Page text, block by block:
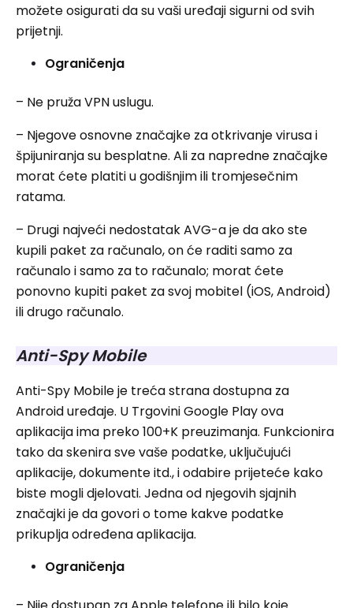
možete osigurati da su vaši uređaji sigurni od svih
prijetnji.
Ograničenja
– Ne pruža VPN uslugu.
– Njegove osnovne značajke za otkrivanje virusa i
špijuniranja su besplatne. Ali za napredne značajke
morat ćete platiti u godišnjim ili tromjesečnim
ratama.
– Drugi najveći nedostatak AVG-a je da ako ste
kupili paket za računalo, on će raditi samo za
računalo i samo za to računalo; morat ćete
ponovno kupiti paket za svoj mobitel (iOS, Android)
ili drugo računalo.
Anti-Spy Mobile
Anti-Spy Mobile je treća strana dostupna za
Android uređaje. U Trgovini Google Play ova
aplikacija ima preko 100+K preuzimanja. Funkcionira
tako da skenira sve vaše podatke, uključujući
aplikacije, dokumente itd., i odabire prijeteće kako
biste mogli djelovati. Jedna od njegovih sjajnih
značajki je da govori o tome kakve podatke
prikuplja određena aplikacija.
Ograničenja